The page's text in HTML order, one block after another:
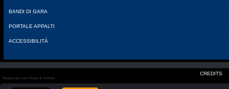
BANDI DI GARA
PORTALE APPALTI
ACCESSIBILITÀ
CREDITS
Realizzato con Plone & Python